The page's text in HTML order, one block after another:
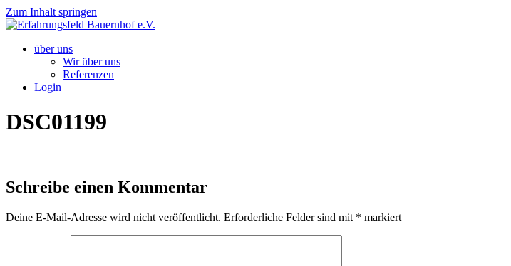
Zum Inhalt springen
über uns
Wir über uns
Referenzen
Login
DSC01199
Schreibe einen Kommentar
Deine E-Mail-Adresse wird nicht veröffentlicht. Erforderliche Felder sind mit * markiert